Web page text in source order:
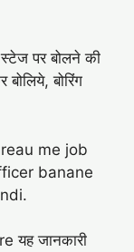
पर बोलने की
बोरिंग
me job
banane
यह जानकारी